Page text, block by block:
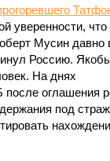
уверенности,
Мусин
Россию.
На днях
оглашения
под